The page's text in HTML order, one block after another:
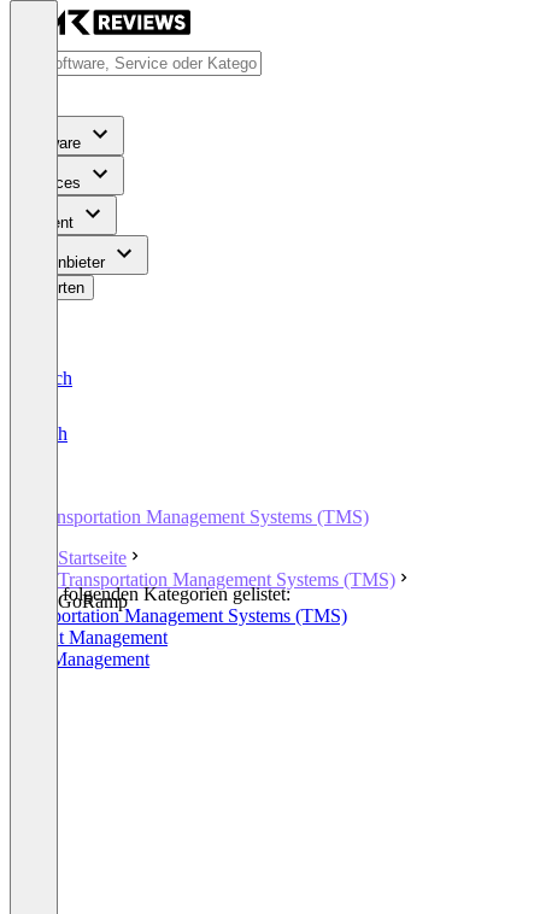
Software
Services
Content
Für Anbieter
Bewerten
Deutsch
English
Transportation Management Systems (TMS)
Startseite
Transportation Management Systems (TMS)
GoRamp
In den folgenden Kategorien gelistet:
Transportation Management Systems (TMS)
Freight Management
Yard Management